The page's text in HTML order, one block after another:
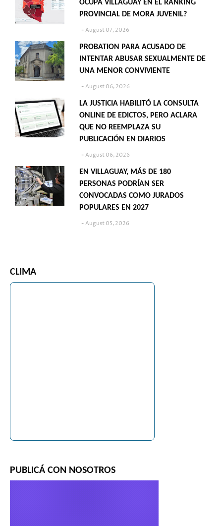
OCUPA VILLAGUAY EN EL RANKING
PROVINCIAL DE MORA JUVENIL?
August 07, 2026
PROBATION PARA ACUSADO DE
INTENTAR ABUSAR SEXUALMENTE DE
UNA MENOR CONVIVIENTE
August 06, 2026
LA JUSTICIA HABILITÓ LA CONSULTA
ONLINE DE EDICTOS, PERO ACLARA
QUE NO REEMPLAZA SU
PUBLICACIÓN EN DIARIOS
August 06, 2026
EN VILLAGUAY, MÁS DE 180
PERSONAS PODRÍAN SER
CONVOCADAS COMO JURADOS
POPULARES EN 2027
August 05, 2026
CLIMA
PUBLICÁ CON NOSOTROS